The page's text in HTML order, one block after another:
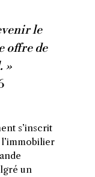
le
offre de
»
s’inscrit
un